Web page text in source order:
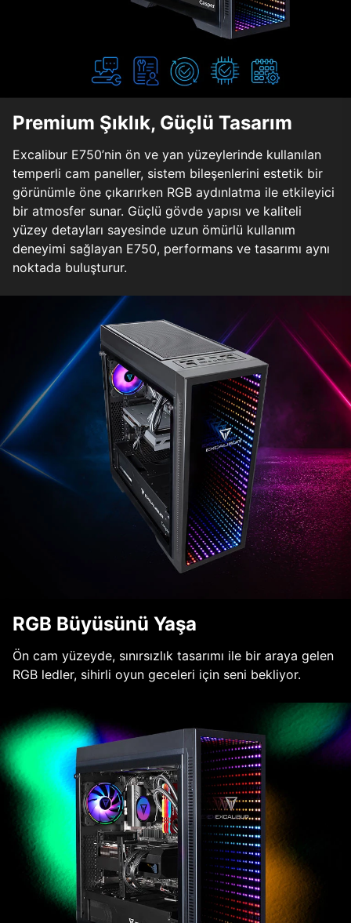
Premium Şıklık, Güçlü Tasarım
Excalibur E750’nin ön ve yan yüzeylerinde kullanılan
temperli cam paneller, sistem bileşenlerini estetik bir
görünümle öne çıkarırken RGB aydınlatma ile etkileyici
bir atmosfer sunar. Güçlü gövde yapısı ve kaliteli
yüzey detayları sayesinde uzun ömürlü kullanım
deneyimi sağlayan E750, performans ve tasarımı aynı
noktada buluşturur.
RGB Büyüsünü Yaşa
Ön cam yüzeyde, sınırsızlık tasarımı ile bir araya gelen
RGB ledler, sihirli oyun geceleri için seni bekliyor.